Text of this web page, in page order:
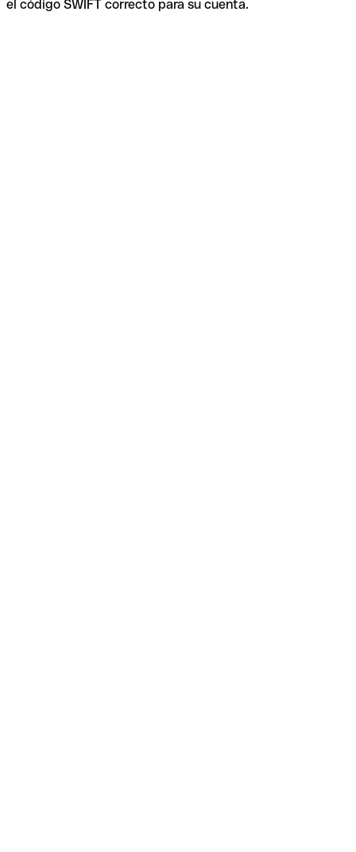
el código SWIFT correcto para su cuenta.